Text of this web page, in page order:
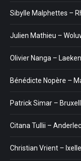
Sibylle Malphettes –
Julien Mathieu –
Olivier Nanga – Laeken
Bénédicte Nopère –
Patrick Simar –
Citana Tullii –
Christian Vrient –